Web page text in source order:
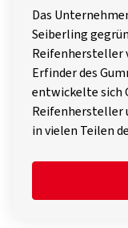
Das
Seiberling
Reifenhersteller
Erfinder des
entwickelte sich
Reifenhersteller
in vielen Teilen